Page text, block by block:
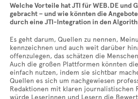
Welche Vorteile hat JTI für WEB.DE und
gebracht – und wie könnten die
durch eine JTI-Integration in den
Es geht darum, Quellen zu nennen,
kennzeichnen und auch weit darüber
offenzulegen, das schätzen die
Auch die großen Plattformen könnten
einfach nutzen, indem sie sichtbar
Quellen es sich um nachgewiesen
Redaktionen mit klaren journalistischen